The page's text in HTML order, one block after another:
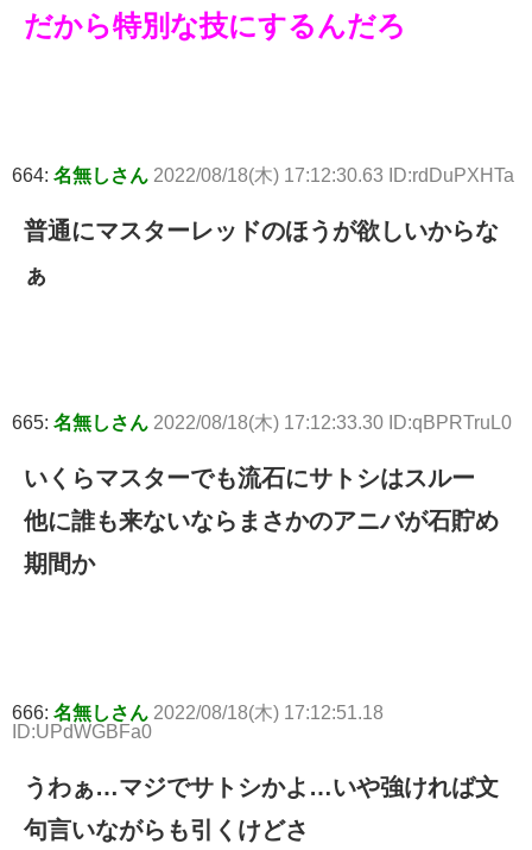
だから特別な技にするんだろ
664: 名無しさん 2022/08/18(木) 17:12:30.63 ID:rdDuPXHTa
普通にマスターレッドのほうが欲しいからな
ぁ
665: 名無しさん 2022/08/18(木) 17:12:33.30 ID:qBPRTruL0
いくらマスターでも流石にサトシはスルー
他に誰も来ないならまさかのアニバが石貯め
期間か
666: 名無しさん 2022/08/18(木) 17:12:51.18
ID:UPdWGBFa0
うわぁ…マジでサトシかよ…いや強ければ文
句言いながらも引くけどさ